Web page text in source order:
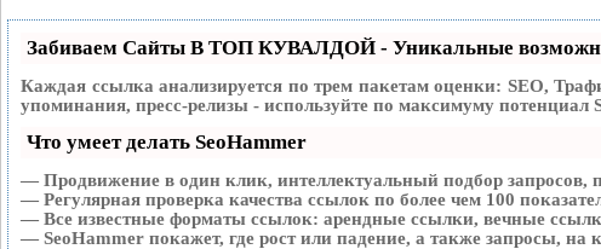
Забиваем Сайты В ТОП КУВАЛДОЙ - Уникальные
Каждая ссылка анализируется по трем пакетам оценки: SEO,
упоминания, пресс-релизы - используйте по максимуму потенциал
Что умеет делать SeoHammer
— Продвижение в один клик, интеллектуальный подбор
— Регулярная проверка качества ссылок по более чем 100
— Все известные форматы ссылок: арендные ссылки, вечные
— SeoHammer покажет, где рост или падение, а также запросы, на